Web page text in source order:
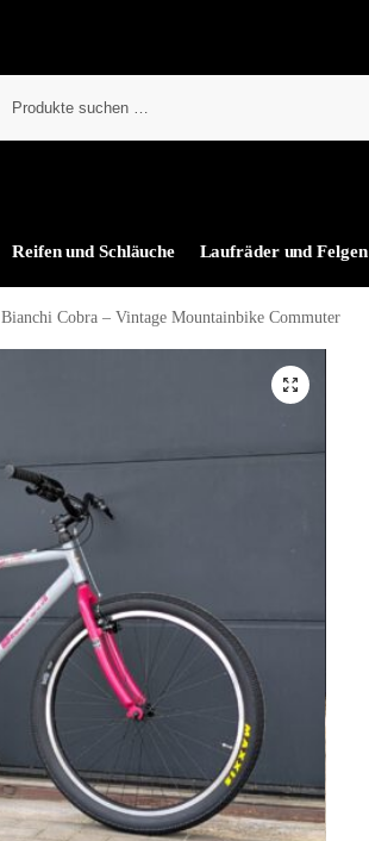
Reifen und Schläuche Laufräder und Felgen
Bianchi Cobra – Vintage Mountainbike Commuter